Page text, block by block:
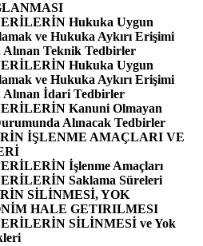
Hukuka Uygun
ve Hukuka Aykırı Erişimi
Alınan Teknik Tedbirler
Hukuka Uygun
ve Hukuka Aykırı Erişimi
Alınan İdari Tedbirler
Kanuni Olmayan
Alınacak Tedbirler
İŞLENME AMAÇLARI VE
İşlenme Amaçları
Saklama Süreleri
SİLİNMESİ, YOK
HALE GETIRILMESI
SİLİNMESİ ve Yok